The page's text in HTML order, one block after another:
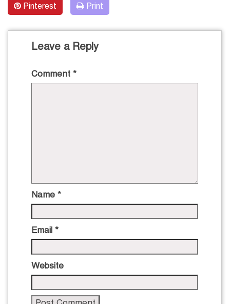
Pinterest Print
Leave a Reply
Comment *
Name *
Email *
Website